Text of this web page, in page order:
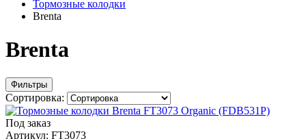
Тормозные колодки
Brenta
Brenta
Фильтры
Сортировка:
Под заказ
Артикул: FT3073